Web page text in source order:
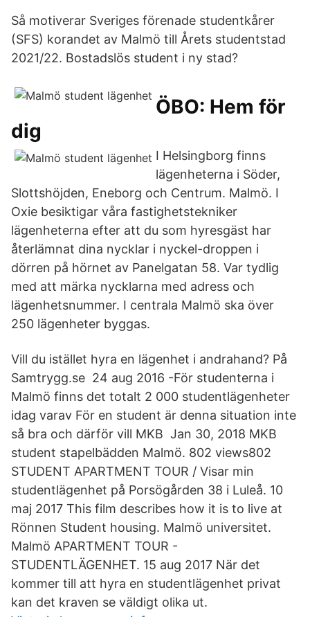
Så motiverar Sveriges förenade studentkårer
(SFS) korandet av Malmö till Årets studentstad
2021/22. Bostadslös student i ny stad?
ÖBO: Hem för
dig
I Helsingborg finns
lägenheterna i Söder,
Slottshöjden, Eneborg och Centrum. Malmö. I
Oxie besiktigar våra fastighetstekniker
lägenheterna efter att du som hyresgäst har
återlämnat dina nycklar i nyckel-droppen i
dörren på hörnet av Panelgatan 58. Var tydlig
med att märka nycklarna med adress och
lägenhetsnummer. I centrala Malmö ska över
250 lägenheter byggas.
Vill du istället hyra en lägenhet i andrahand? På
Samtrygg.se 24 aug 2016 -För studenterna i
Malmö finns det totalt 2 000 studentlägenheter
idag varav För en student är denna situation inte
så bra och därför vill MKB Jan 30, 2018 MKB
student stapelbädden Malmö. 802 views802
STUDENT APARTMENT TOUR / Visar min
studentlägenhet på Porsögården 38 i Luleå. 10
maj 2017 This film describes how it is to live at
Rönnen Student housing. Malmö universitet.
Malmö APARTMENT TOUR -
STUDENTLÄGENHET. 15 aug 2017 När det
kommer till att hyra en studentlägenhet privat
kan det kraven se väldigt olika ut.